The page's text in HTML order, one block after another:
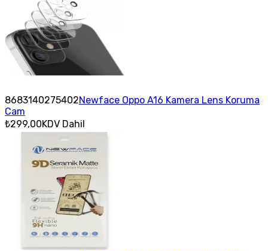
8683140275402Newface Oppo A16 Kamera Lens Koruma
Cam
₺299,00KDV Dahil